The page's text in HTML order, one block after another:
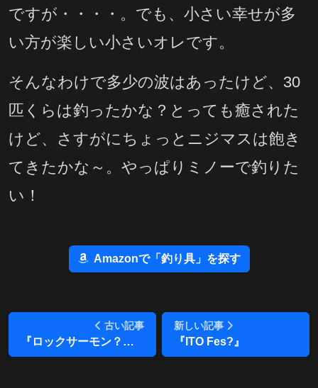
ですが・・・・。でも、小さい幸せが多
い方が楽しい小さいオレです。
そんなわけで多少の波はあったけど、30
匹くらは釣ったかな？とっても癒された
けど、さすがにちょっとニジマスは飽き
てきたかな～。やっぱりミノーで釣りた
い！
Amazonで「釣り具」を探す
古い記事
『ロックサーモン？！』
新しい記事
『ITO Fes?』